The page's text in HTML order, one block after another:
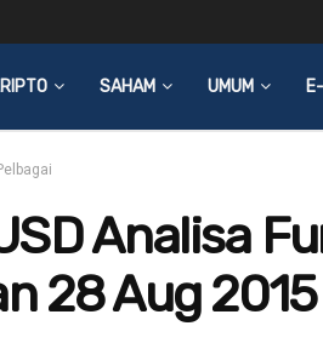
SAHAM UMUM
Analisa
28 Aug 2015